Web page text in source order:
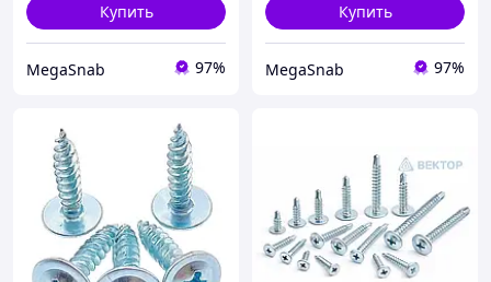
Купить
MegaSnab 97%
Купить
MegaSnab 97%